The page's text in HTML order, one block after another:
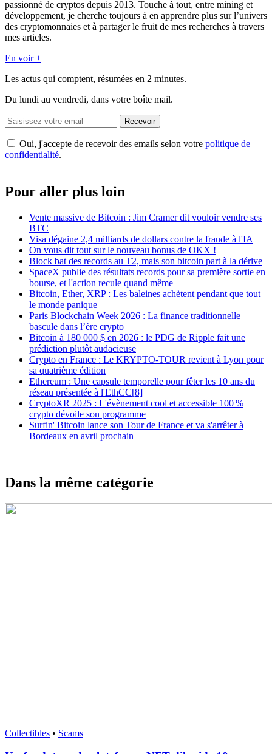
passionné de cryptos depuis 2013. Touche à tout, entre mining et
développement, je cherche toujours à en apprendre plus sur l’univers
des cryptomonnaies et à partager le fruit de mes recherches à travers
mes articles.
En voir +
Les actus qui comptent, résumées en 2 minutes.
Du lundi au vendredi, dans votre boîte mail.
Recevoir
Oui, j'accepte de recevoir des emails selon votre politique de
confidentialité.
Pour aller plus loin
Vente massive de Bitcoin : Jim Cramer dit vouloir vendre ses
BTC
Visa dégaine 2,4 milliards de dollars contre la fraude à l'IA
On vous dit tout sur le nouveau bonus de OKX !
Block bat des records au T2, mais son bitcoin part à la dérive
SpaceX publie des résultats records pour sa première sortie en
bourse, et l'action recule quand même
Bitcoin, Ether, XRP : Les baleines achètent pendant que tout
le monde panique
Paris Blockchain Week 2026 : La finance traditionnelle
bascule dans l’ère crypto
Bitcoin à 180 000 $ en 2026 : le PDG de Ripple fait une
prédiction plutôt audacieuse
Crypto en France : Le KRYPTO-TOUR revient à Lyon pour
sa quatrième édition
Ethereum : Une capsule temporelle pour fêter les 10 ans du
réseau présentée à l'EthCC[8]
CryptoXR 2025 : L'évènement cool et accessible 100 %
crypto dévoile son programme
Surfin' Bitcoin lance son Tour de France et va s'arrêter à
Bordeaux en avril prochain
Dans la même catégorie
Collectibles • Scams